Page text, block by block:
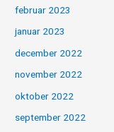
februar 2023
januar 2023
december 2022
november 2022
oktober 2022
september 2022